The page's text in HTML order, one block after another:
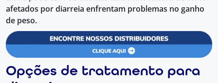
afetados por diarreia enfrentam problemas no ganho
de peso.
Opções de tratamento para